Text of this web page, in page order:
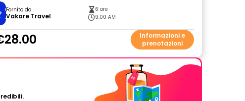
Fornito da
Vakare Travel
6 ore
9:00 AM
Informazioni e
prenotazioni